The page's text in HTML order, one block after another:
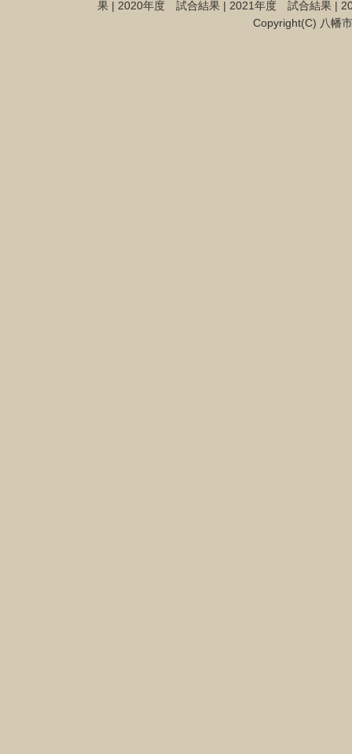
果 | 2020年度 試合結果 | 2021年度 試合結果 |
Copyright(C) 八幡